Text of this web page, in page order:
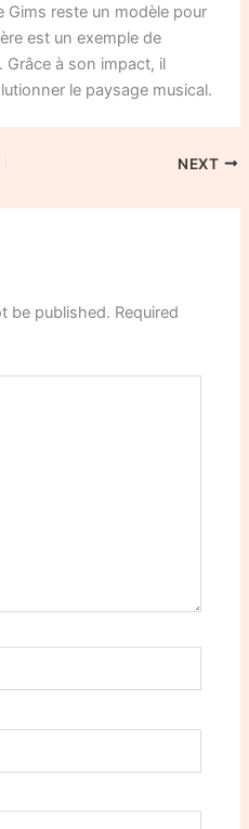
Gims reste un modèle pour
est un exemple de
Grâce à son impact, il
le paysage musical.
NEXT
be published. Required